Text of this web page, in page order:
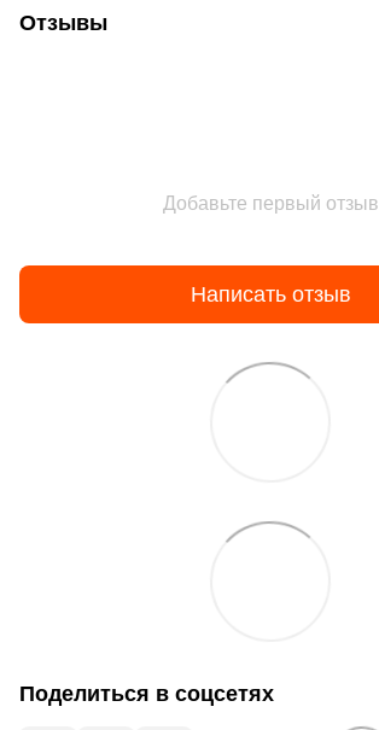
Отзывы
Добавьте первый отзыв
Написать отзыв
Поделиться в соцсетях